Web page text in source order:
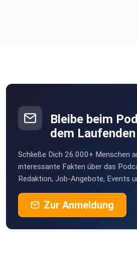
Bleibe beim
dem Laufenden
Schließe Dich 26.000+ Menschen
interessante Fakten über das
Redaktion, Job-Angebote, Events
Zur Anmeldung